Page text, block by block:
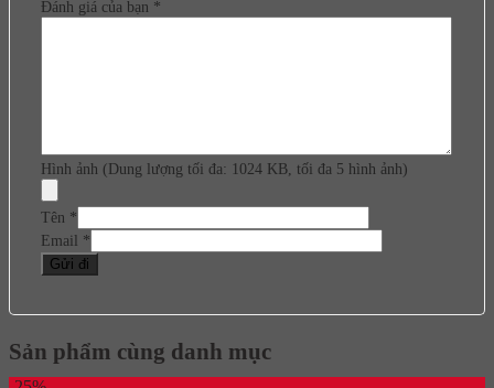
Đánh giá của bạn *
Hình ảnh (Dung lượng tối đa: 1024 KB, tối đa 5 hình ảnh)
Tên *
Email *
Sản phẩm cùng danh mục